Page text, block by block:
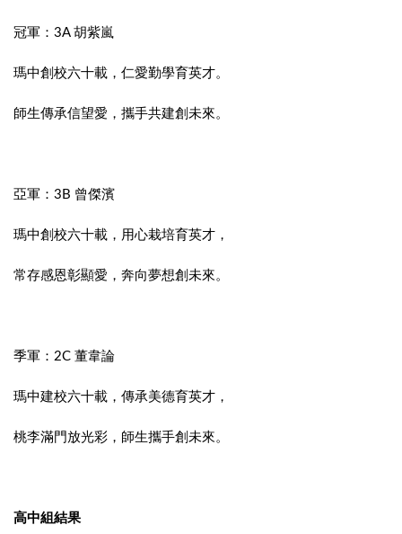
冠軍：3A 胡紫嵐
瑪中創校六十載，仁愛勤學育英才。
師生傳承信望愛，攜手共建創未來。
亞軍：3B 曾傑濱
瑪中創校六十載，用心栽培育英才，
常存感恩彰顯愛，奔向夢想創未來。
季軍：2C 董韋論
瑪中建校六十載，傳承美德育英才，
桃李滿門放光彩，師生攜手創未來。
高中組結果